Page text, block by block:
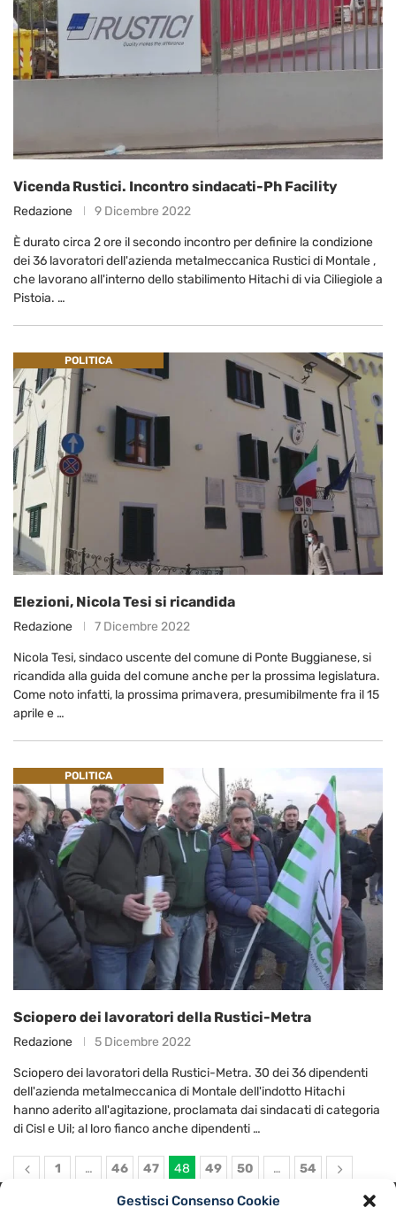
Gestisci Consenso Cookie
Vicenda Rustici. Incontro sindacati-Ph Facility
Redazione 9 Dicembre 2022
È durato circa 2 ore il secondo incontro per definire la condizione
dei 36 lavoratori dell'azienda metalmeccanica Rustici di Montale ,
che lavorano all'interno dello stabilimento Hitachi di via Ciliegiole a
Pistoia. …
POLITICA
Elezioni, Nicola Tesi si ricandida
Redazione 7 Dicembre 2022
Nicola Tesi, sindaco uscente del comune di Ponte Buggianese, si
ricandida alla guida del comune anche per la prossima legislatura.
Come noto infatti, la prossima primavera, presumibilmente fra il 15
aprile e …
POLITICA
Sciopero dei lavoratori della Rustici-Metra
Redazione 5 Dicembre 2022
Sciopero dei lavoratori della Rustici-Metra. 30 dei 36 dipendenti
dell'azienda metalmeccanica di Montale dell'indotto Hitachi
hanno aderito all'agitazione, proclamata dai sindacati di categoria
di Cisl e Uil; al loro fianco anche dipendenti …
1 … 46 47 48 49 50 … 54